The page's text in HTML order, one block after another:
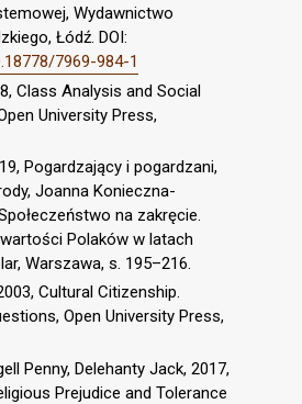
Wydawnictwo
Łódź. DOI:
7969-984-1
Class Analysis and Social
University Press,
Pogardzający i pogardzani,
Joanna Konieczna-
na zakręcie.
Polaków w latach
Warszawa, s. 195–216.
Cultural Citizenship.
Open University Press,
Penny, Delehanty Jack, 2017,
Prejudice and Tolerance